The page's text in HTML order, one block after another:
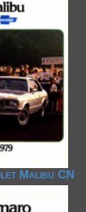
Malibu CN